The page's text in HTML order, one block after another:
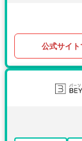
公式サイト